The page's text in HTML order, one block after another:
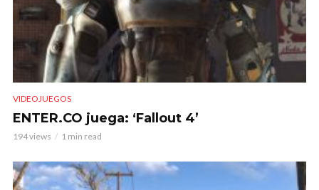
VIDEOJUEGOS
ENTER.CO juega: ‘Fallout 4’
194 views 1 min read